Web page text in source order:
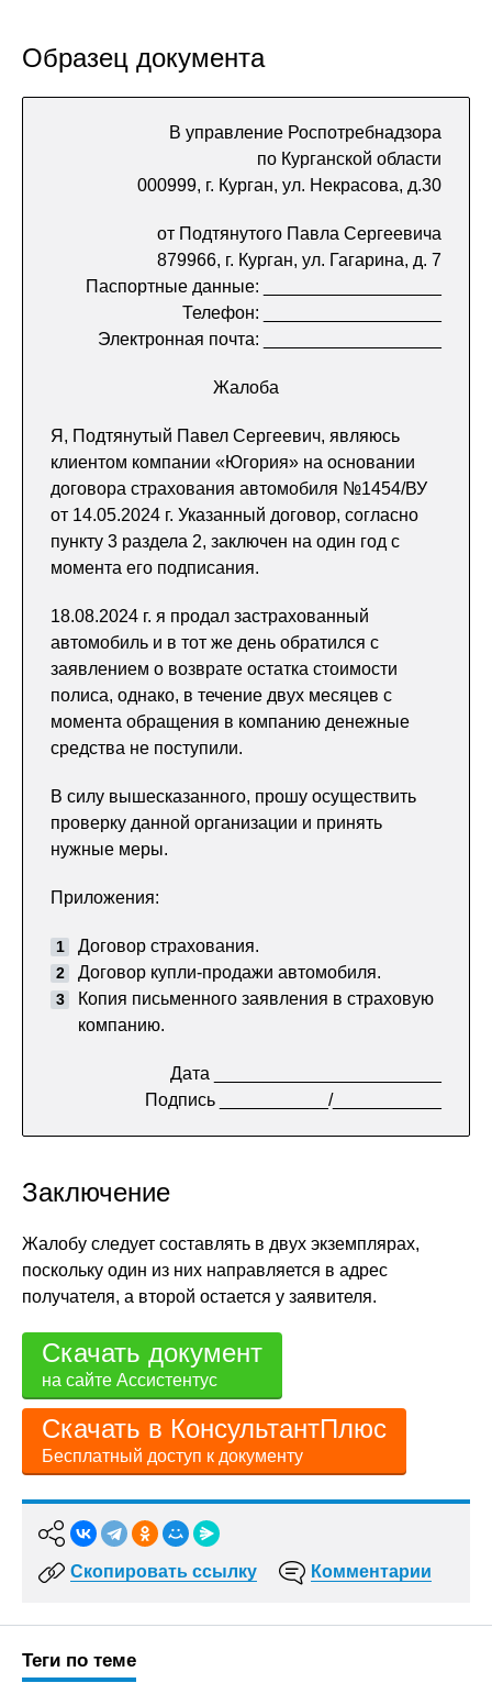
Образец документа
В управление Роспотребнадзора
по Курганской области
000999, г. Курган, ул. Некрасова, д.30
от Подтянутого Павла Сергеевича
879966, г. Курган, ул. Гагарина, д. 7
Паспортные данные: __________________
Телефон: __________________
Электронная почта: __________________
Жалоба
Я, Подтянутый Павел Сергеевич, являюсь
клиентом компании «Югория» на основании
договора страхования автомобиля №1454/ВУ
от 14.05.2024 г. Указанный договор, согласно
пункту 3 раздела 2, заключен на один год с
момента его подписания.
18.08.2024 г. я продал застрахованный
автомобиль и в тот же день обратился с
заявлением о возврате остатка стоимости
полиса, однако, в течение двух месяцев с
момента обращения в компанию денежные
средства не поступили.
В силу вышесказанного, прошу осуществить
проверку данной организации и принять
нужные меры.
Приложения:
Договор страхования.
Договор купли-продажи автомобиля.
Копия письменного заявления в страховую
компанию.
Дата _______________________
Подпись ___________/___________
Заключение
Жалобу следует составлять в двух экземплярах,
поскольку один из них направляется в адрес
получателя, а второй остается у заявителя.
Скачать документ
на сайте Ассистентус
Скачать в КонсультантПлюс
Бесплатный доступ к документу
Скопировать ссылку Комментарии
Теги по теме